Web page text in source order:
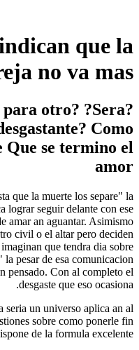
que la
no va mas
para otro? ?Sera
Como
Que se termino el
amor
que la muerte los separe" la
lograr seguir delante con ese
amar an aguantar. Asimismo
civil o el altar pero deciden
que tendra dia sobre
pesar de esa comunicacion
pensado. Con al completo el
desgaste que eso ocasiona.
seri­a un universo aplica an al
sobre como ponerle fin
de la formula excelente.